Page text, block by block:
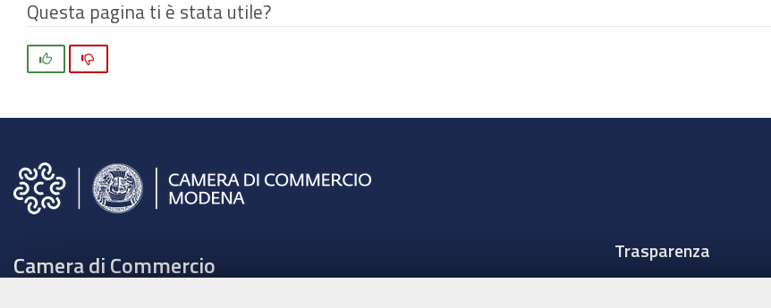
Questa pagina ti è stata utile?
Camera di Commercio
Trasparenza